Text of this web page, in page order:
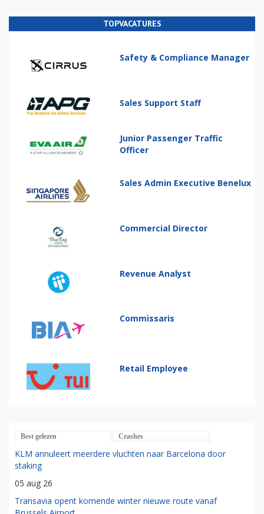
TOPVACATURES
Safety & Compliance Manager
Sales Support Staff
Junior Passenger Traffic
Officer
Sales Admin Executive Benelux
Commercial Director
Revenue Analyst
Commissaris
Retail Employee
Best gelezen Crashes
KLM annuleert meerdere vluchten naar Barcelona door
staking
05 aug 26
Transavia opent komende winter nieuwe route vanaf